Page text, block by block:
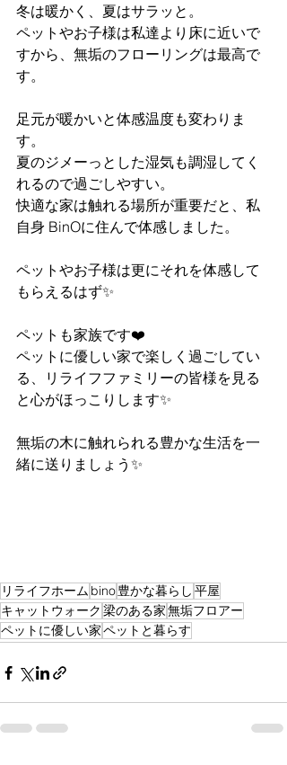
冬は暖かく、夏はサラッと。
ペットやお子様は私達より床に近いで
すから、無垢のフローリングは最高で
す。
足元が暖かいと体感温度も変わりま
す。
夏のジメーっとした湿気も調湿してく
れるので過ごしやすい。
快適な家は触れる場所が重要だと、私
自身 BinOに住んで体感しました。
ペットやお子様は更にそれを体感して
もらえるはず✨
ペットも家族です❤️
ペットに優しい家で楽しく過ごしてい
る、リライフファミリーの皆様を見る
と心がほっこりします✨
無垢の木に触れられる豊かな生活を一
緒に送りましょう✨
リライフホーム bino豊かな暮らし 平屋
キャットウォーク 梁のある家無垢フロアー
ペットに優しい家ペットと暮らす